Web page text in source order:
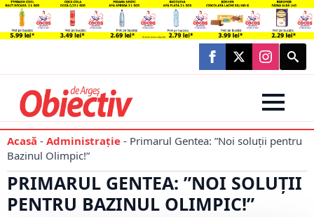
Search
for:
Acasă - Administraţie - Primarul Gentea: ”Noi soluții pentru
Bazinul Olimpic!”
PRIMARUL GENTEA: ”NOI SOLUȚII
PENTRU BAZINUL OLIMPIC!”